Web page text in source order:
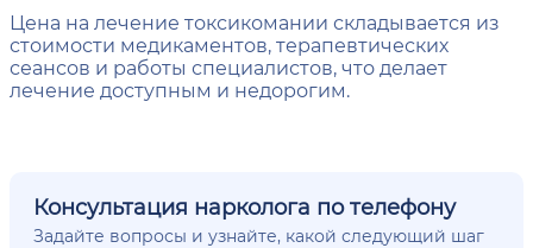
Цена на лечение токсикомании складывается из
стоимости медикаментов, терапевтических
сеансов и работы специалистов, что делает
лечение доступным и недорогим.
Консультация нарколога по телефону
Задайте вопросы и узнайте, какой следующий шаг